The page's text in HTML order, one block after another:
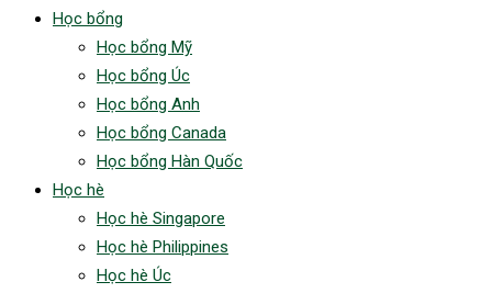
Học bổng
Học bổng Mỹ
Học bổng Úc
Học bổng Anh
Học bổng Canada
Học bổng Hàn Quốc
Học hè
Học hè Singapore
Học hè Philippines
Học hè Úc